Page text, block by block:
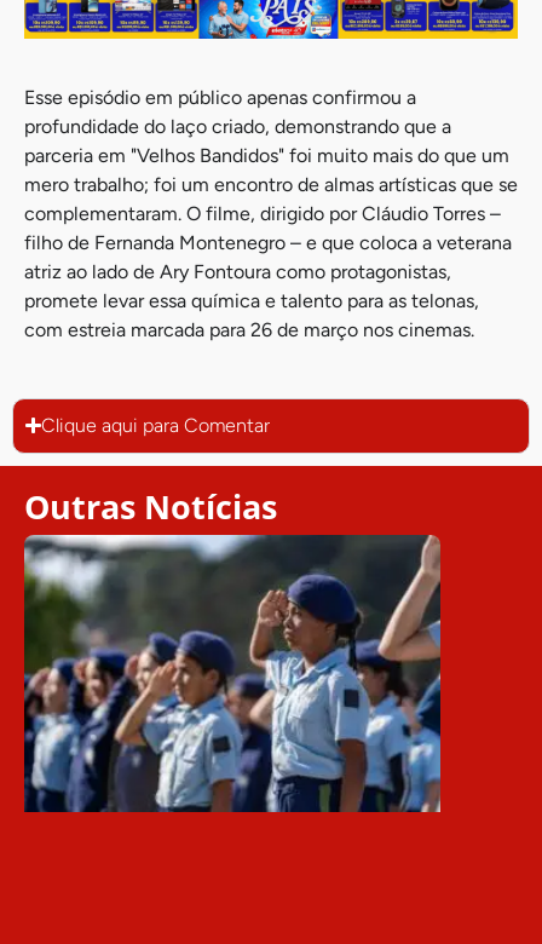
Esse episódio em público apenas confirmou a
profundidade do laço criado, demonstrando que a
parceria em "Velhos Bandidos" foi muito mais do que um
mero trabalho; foi um encontro de almas artísticas que se
complementaram. O filme, dirigido por Cláudio Torres –
filho de Fernanda Montenegro – e que coloca a veterana
atriz ao lado de Ary Fontoura como protagonistas,
promete levar essa química e talento para as telonas,
com estreia marcada para 26 de março nos cinemas.
Clique aqui para Comentar
Outras Notícias